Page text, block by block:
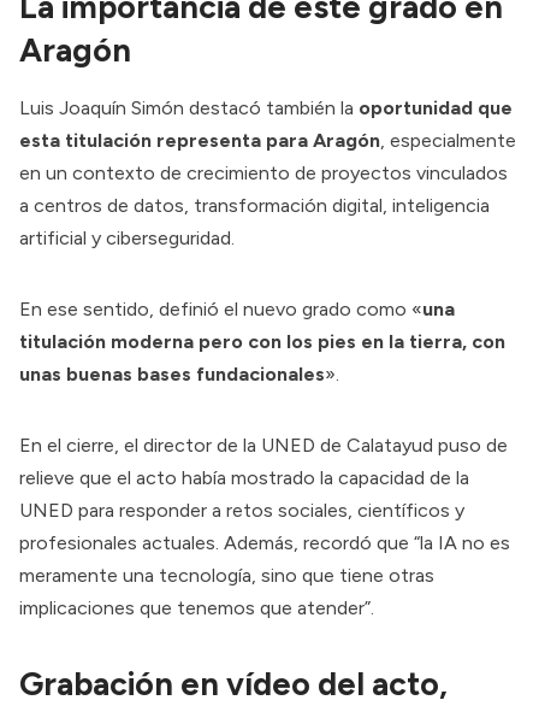
Aragón
Luis Joaquín Simón destacó también la oportunidad que
esta titulación representa para Aragón, especialmente
en un contexto de crecimiento de proyectos vinculados
a centros de datos, transformación digital, inteligencia
artificial y ciberseguridad.
En ese sentido, definió el nuevo grado como «una
titulación moderna pero con los pies en la tierra, con
unas buenas bases fundacionales».
En el cierre, el director de la UNED de Calatayud puso de
relieve que el acto había mostrado la capacidad de la
UNED para responder a retos sociales, científicos y
profesionales actuales. Además, recordó que “la IA no es
meramente una tecnología, sino que tiene otras
implicaciones que tenemos que atender”.
Grabación en vídeo del acto,